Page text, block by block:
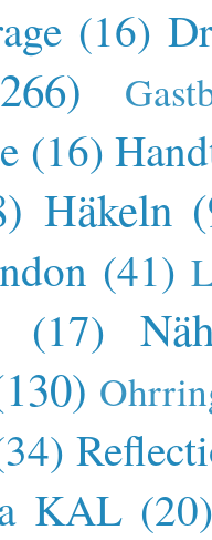
(16)
(16)
Häkeln
(41)
(17)
KAL